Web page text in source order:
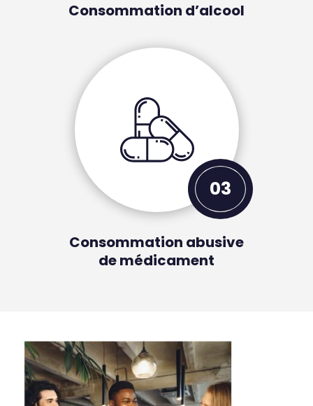
Consommation d’alcool
03
Consommation abusive
de médicament